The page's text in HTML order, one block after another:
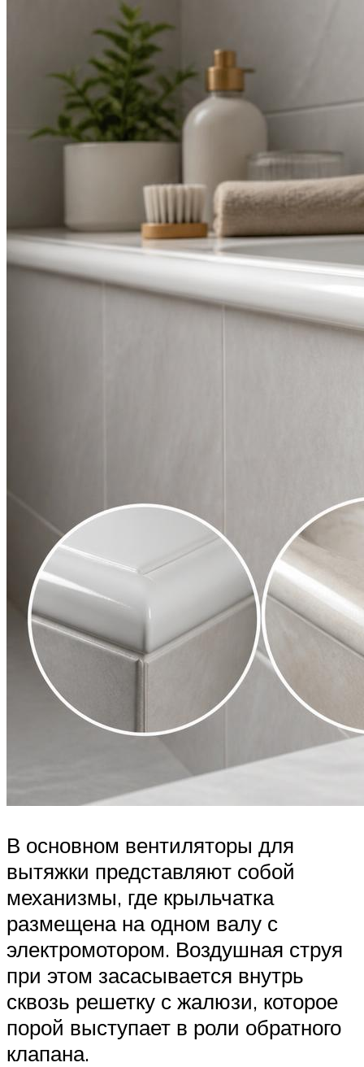
В основном вентиляторы для
вытяжки представляют собой
механизмы, где крыльчатка
размещена на одном валу с
электромотором. Воздушная струя
при этом засасывается внутрь
сквозь решетку с жалюзи, которое
порой выступает в роли обратного
клапана.